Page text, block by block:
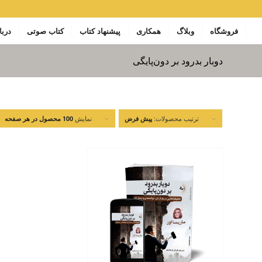
فروشگاه وبلاگ همکاری پیشنهاد کتاب کتاب صوتی
دوبار بدرود بر دون‌پایگی
ترتیب محصولات: پیش فرض نمایش 100 محصول در هر صفحه